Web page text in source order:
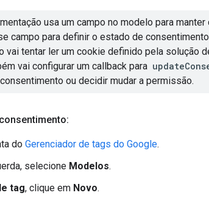
usa um campo no modelo para
campo para definir o estado de
vai tentar ler um cookie definido pela solução
vai configurar um callback para
ou decidir mudar a permissão.
do Gerenciador de tags do Google.
selecione Modelos.
tag, clique em Novo.